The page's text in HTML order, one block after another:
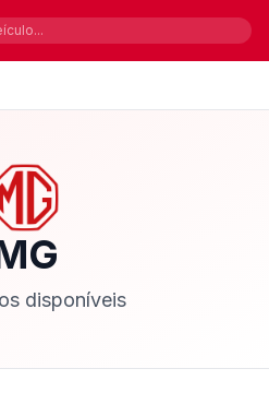
disponíveis